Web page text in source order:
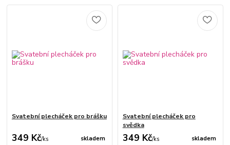
Svatební plecháček pro brášku
349 Kč/ks skladem
Svatební plecháček pro
svědka
349 Kč/ks skladem